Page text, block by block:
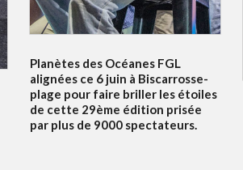
Planètes des Océanes FGL
alignées ce 6 juin à Biscarrosse-
plage pour faire briller les étoiles
de cette 29ème édition prisée
par plus de 9000 spectateurs.